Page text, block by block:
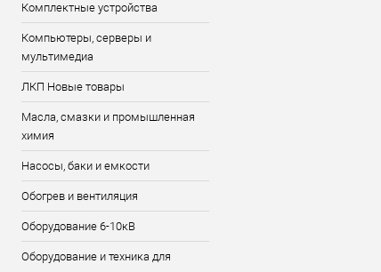
Комплектные устройства
Компьютеры, серверы и
мультимедиа
ЛКП Новые товары
Масла, смазки и промышленная
химия
Насосы, баки и емкости
Обогрев и вентиляция
Оборудование 6-10кВ
Оборудование и техника для